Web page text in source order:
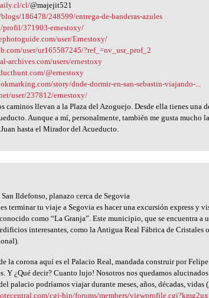
cl/@majejit521
186478/248599/entrega-de-banderas-azules
profil/371903-ernestoxy/
user/Ernestoxy/
user/ur165587245/?ref_=nv_usr_prof_2
archives.com/users/ernestoxy
@ernestoxy
story/dnde-dormir-en-san-sebastin-viajando-...
user/237812/ernestoxy/
caminos llevan a la Plaza del Azoguejo. Desde ella tienes una
Aunque a mí, personalmente, también me gusta mucho
hasta el Mirador del Acueducto.
Ildefonso, planazo cerca de Segovia
terminar tu viaje a Segovia es hacer una excursión express y
como “La Granja”. Este municipio, que se encuentra a
interesantes, como la Antigua Real Fábrica de Cristales
la corona aquí es el Palacio Real, mandada construir por
Y ¿Qué decir? Cuanto lujo! Nosotros nos quedamos
palacio podríamos viajar durante meses, años, décadas, vidas
cgi-bin/forums/members/viewprofile.cgi?kmg2ux